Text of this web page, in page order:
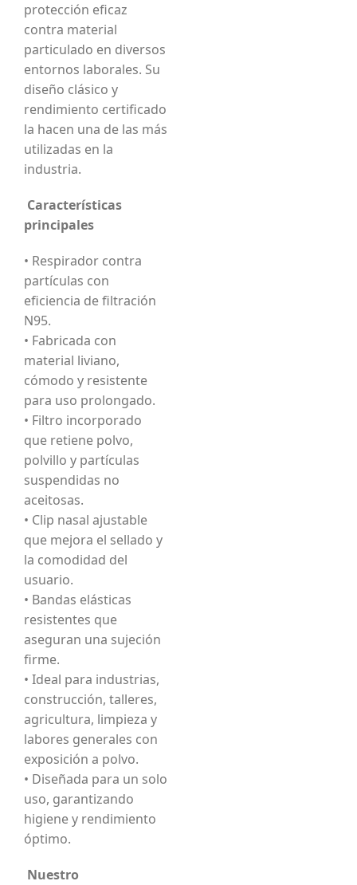
protección eficaz
contra material
particulado en diversos
entornos laborales. Su
diseño clásico y
rendimiento certificado
la hacen una de las más
utilizadas en la
industria.
Características
principales
• Respirador contra
partículas con
eficiencia de filtración
N95.
• Fabricada con
material liviano,
cómodo y resistente
para uso prolongado.
• Filtro incorporado
que retiene polvo,
polvillo y partículas
suspendidas no
aceitosas.
• Clip nasal ajustable
que mejora el sellado y
la comodidad del
usuario.
• Bandas elásticas
resistentes que
aseguran una sujeción
firme.
• Ideal para industrias,
construcción, talleres,
agricultura, limpieza y
labores generales con
exposición a polvo.
• Diseñada para un solo
uso, garantizando
higiene y rendimiento
óptimo.
Nuestro